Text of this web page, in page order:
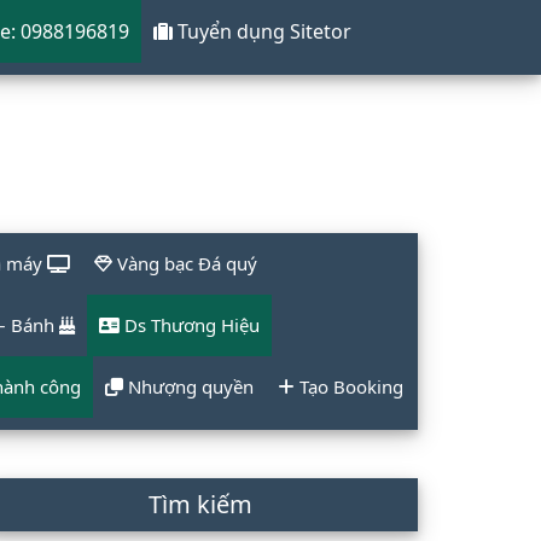
0988196819 Tuyển dụng Sitetor
máy Vàng bạc Đá quý
Bánh Ds Thương Hiệu
công Nhượng quyền Tạo Booking
Tìm kiếm